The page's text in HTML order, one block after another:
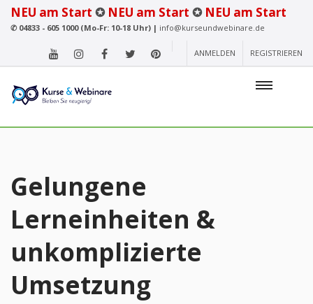
NEU am Start ✪ NEU am Start ✪ NEU am Start
✆04833 - 605 1000 (Mo-Fr: 10-18 Uhr) | info@kurseundwebinare.de
ANMELDEN REGISTRIEREN
Gelungene
Lerneinheiten &
unkomplizierte
Umsetzung